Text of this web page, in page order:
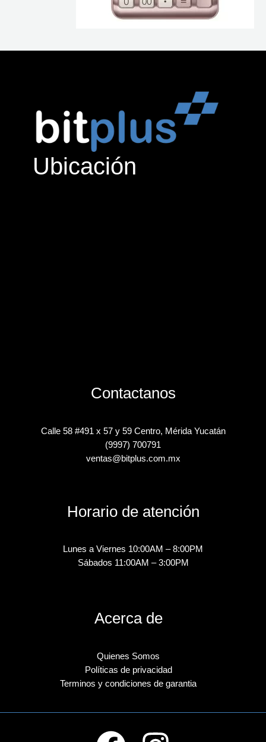
Ubicación
Contactanos
Calle 58 #491 x 57 y 59 Centro, Mérida Yucatán
(9997) 700791
ventas@bitplus.com.mx
Horario de atención
Lunes a Viernes 10:00AM – 8:00PM
Sábados 11:00AM – 3:00PM
Acerca de
Quienes Somos
Políticas de privacidad
Terminos y condiciones de garantia